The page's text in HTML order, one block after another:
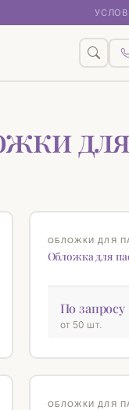
ОБЛОЖКИ ДЛЯ
Обложка для
По запросу
от 50 шт.
ОБЛОЖКИ ДЛЯ